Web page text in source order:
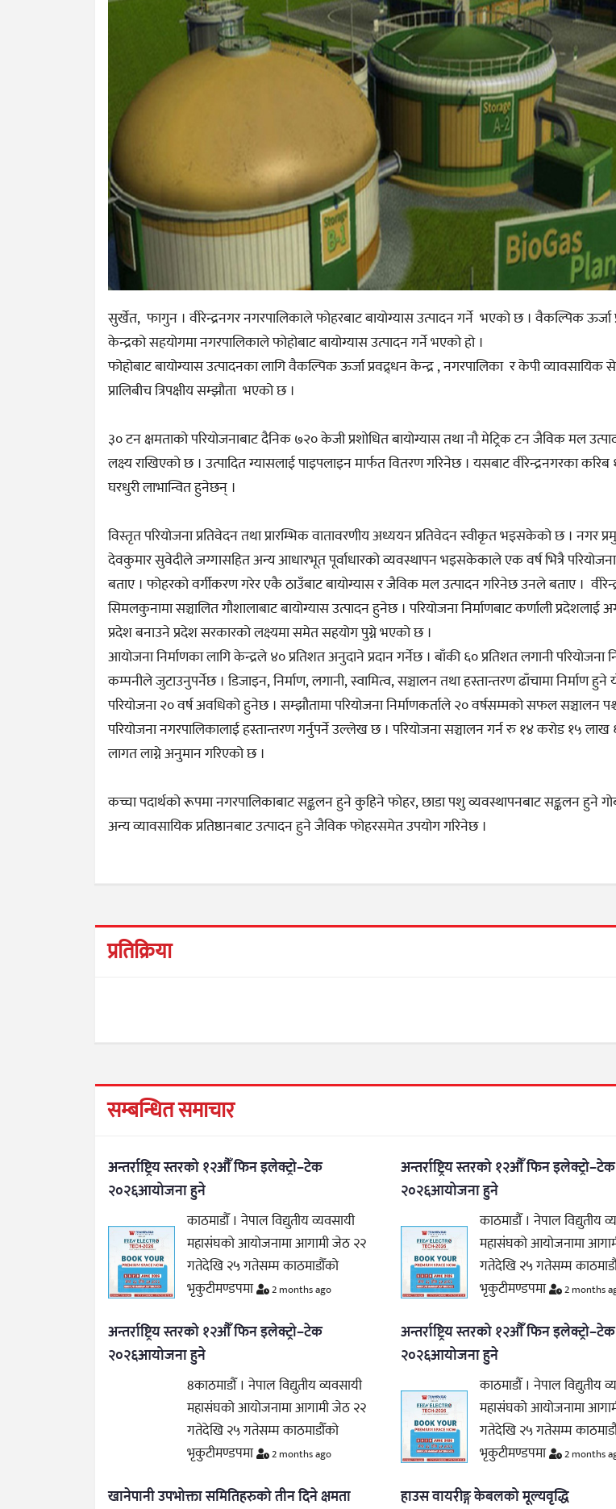
सुर्खेत, फागुन । वीरेन्द्रनगर नगरपालिकाले फोहरबाट बायोग्यास उत्पादन गर्ने भएको छ । वैकल्पिक ऊर्जा
केन्द्रको सहयोगमा नगरपालिकाले फोहोबाट बायोग्यास उत्पादन गर्ने भएको हो ।
फोहोबाट बायोग्यास उत्पादनका लागि वैकल्पिक ऊर्जा प्रवद्र्धन केन्द्र , नगरपालिका र केपी व्यावसायिक
प्रालिबीच त्रिपक्षीय सम्झौता भएको छ ।
३० टन क्षमताको परियोजनाबाट दैनिक ७२० केजी प्रशोधित बायोग्यास तथा नौ मेट्रिक टन जैविक मल
लक्ष्य राखिएको छ । उत्पादित ग्यासलाई पाइपलाइन मार्फत वितरण गरिनेछ । यसबाट वीरेन्द्रनगरका
घरधुरी लाभान्वित हुनेछन् ।
विस्तृत परियोजना प्रतिवेदन तथा प्रारम्भिक वातावरणीय अध्ययन प्रतिवेदन स्वीकृत भइसकेको छ । नगर
देवकुमार सुवेदीले जग्गासहित अन्य आधारभूत पूर्वाधारको व्यवस्थापन भइसकेकाले एक वर्ष भित्रै
बताए । फोहरको वर्गीकरण गरेर एकै ठाउँबाट बायोग्यास र जैविक मल उत्पादन गरिनेछ उनले बताए ।
सिमलकुनामा सञ्चालित गौशालाबाट बायोग्यास उत्पादन हुनेछ । परियोजना निर्माणबाट कर्णाली प्रदेशलाई
प्रदेश बनाउने प्रदेश सरकारको लक्ष्यमा समेत सहयोग पुग्ने भएको छ ।
आयोजना निर्माणका लागि केन्द्रले ४० प्रतिशत अनुदाने प्रदान गर्नेछ । बाँकी ६० प्रतिशत लगानी परियोजना
कम्पनीले जुटाउनुपर्नेछ । डिजाइन, निर्माण, लगानी, स्वामित्व, सञ्चालन तथा हस्तान्तरण ढाँचामा निर्माण हुने
परियोजना २० वर्ष अवधिको हुनेछ । सम्झौतामा परियोजना निर्माणकर्ताले २० वर्षसम्मको सफल सञ्चालन
परियोजना नगरपालिकालाई हस्तान्तरण गर्नुपर्ने उल्लेख छ । परियोजना सञ्चालन गर्न रु १४ करोड १५ लाख
लागत लाग्ने अनुमान गरिएको छ ।
कच्चा पदार्थको रूपमा नगरपालिकाबाट सङ्कलन हुने कुहिने फोहर, छाडा पशु व्यवस्थापनबाट सङ्कलन हुने
अन्य व्यावसायिक प्रतिष्ठानबाट उत्पादन हुने जैविक फोहरसमेत उपयोग गरिनेछ ।
प्रतिक्रिया
सम्बन्धित समाचार
अन्तर्राष्ट्रिय स्तरको १२औँ फिन इलेक्ट्रो–टेक
२०२६आयोजना हुने
काठमाडौँ । नेपाल विद्युतीय व्यवसायी
महासंघको आयोजनामा आगामी जेठ २२
गतेदेखि २५ गतेसम्म काठमाडौँको
भृकुटीमण्डपमा
2 months ago
अन्तर्राष्ट्रिय स्तरको १२औँ फिन इलेक्ट्रो–टेक
२०२६आयोजना हुने
काठमाडौँ । नेपाल विद्युतीय
महासंघको आयोजनामा
गतेदेखि २५ गतेसम्म
भृकुटीमण्डपमा
2 months
अन्तर्राष्ट्रिय स्तरको १२औँ फिन इलेक्ट्रो–टेक
२०२६आयोजना हुने
8काठमाडौँ । नेपाल विद्युतीय व्यवसायी
महासंघको आयोजनामा आगामी जेठ २२
गतेदेखि २५ गतेसम्म काठमाडौँको
भृकुटीमण्डपमा
2 months ago
अन्तर्राष्ट्रिय स्तरको १२औँ फिन इलेक्ट्रो–टेक
२०२६आयोजना हुने
काठमाडौँ । नेपाल विद्युतीय
महासंघको आयोजनामा
गतेदेखि २५ गतेसम्म
भृकुटीमण्डपमा
2 months
खानेपानी उपभोक्ता समितिहरुको तीन दिने क्षमता
हाउस वायरीङ्ग केबलको मूल्यवृद्धि